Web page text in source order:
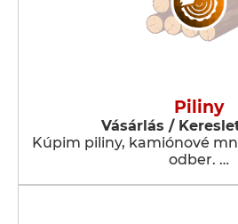
Piliny
Vásárlás /
Kúpim piliny, kamiónové
odber. …